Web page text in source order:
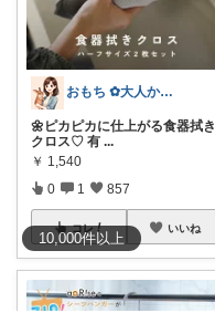
10,000件以上
おもち ✿大人かわいい×暮らし
🌼ピカピカに仕上がる食器拭き
クロス♡ 有 ...
￥ 1,540
0 1 857
コレ いいね